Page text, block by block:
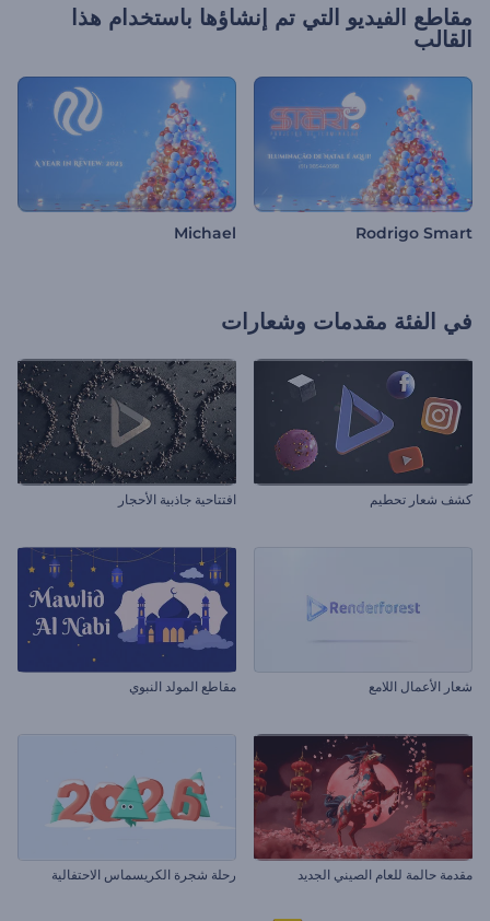
مقاطع الفيديو التي تم إنشاؤها باستخدام هذا
القالب
Rodrigo Smart
Michael
في الفئة مقدمات وشعارات
كشف شعار تحطيم افتتاحية جاذبية الأحجار
شعار الأعمال اللامع مقاطع المولد النبوي
مقدمة حالمة للعام الصيني الجديد رحلة شجرة الكريسماس الاحتفالية